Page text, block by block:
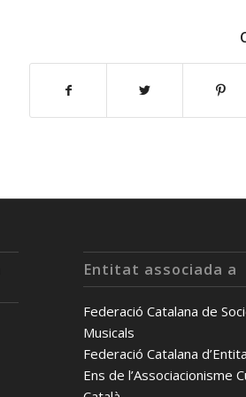
Entitat associada a
Federació Catalana de
Musicals
Federació Catalana
Ens de l’Associacionisme